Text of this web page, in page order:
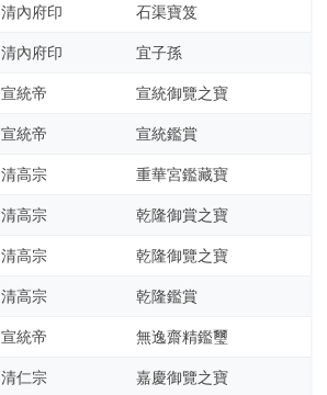
清內府印
石渠寶笈
清內府印
宜子孫
宣統帝
宣統御覽之寶
宣統帝
宣統鑑賞
清高宗
重華宮鑑藏寶
清高宗
乾隆御賞之寶
清高宗
乾隆御覽之寶
清高宗
乾隆鑑賞
宣統帝
無逸齋精鑑璽
清仁宗 嘉慶御覽之寶